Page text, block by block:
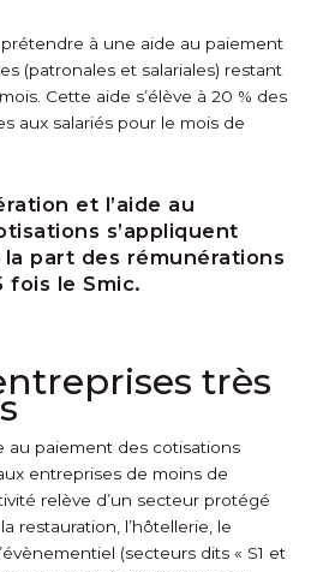
à une aide au paiement
(patronales et salariales) restant
Cette aide s’élève à 20 % des
aux salariés pour le mois de
et l’aide au
s’appliquent
part des rémunérations
fois le Smic.
très
au paiement des cotisations
entreprises de moins de
relève d’un secteur protégé
restauration, l’hôtellerie, le
(secteurs dits « S1 et